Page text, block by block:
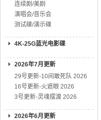
连续剧/美剧
演唱会/音乐会
测试碟/演示碟
4K-25G蓝光电影碟
2026年7月更新
29号更新-10间敢死队 2026
16号更新-火遮眼 2026
3号更新-灵魂摆渡 2026
2026年6月更新